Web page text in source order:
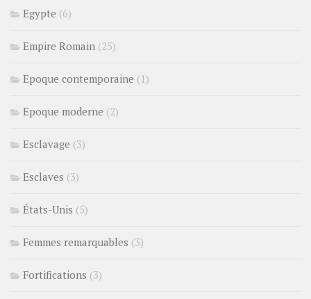
Egypte (6)
Empire Romain (25)
Epoque contemporaine (1)
Epoque moderne (2)
Esclavage (3)
Esclaves (3)
États-Unis (5)
Femmes remarquables (3)
Fortifications (3)